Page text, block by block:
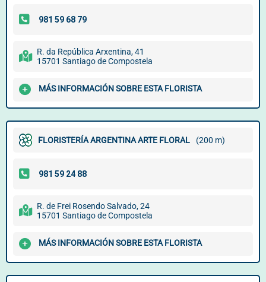
R. da República Arxentina, 41
15701 Santiago de Compostela
MÁS INFORMACIÓN SOBRE ESTA FLORISTA
FLORISTERÍA ARGENTINA ARTE FLORAL (200 m)
R. de Frei Rosendo Salvado, 24
15701 Santiago de Compostela
MÁS INFORMACIÓN SOBRE ESTA FLORISTA